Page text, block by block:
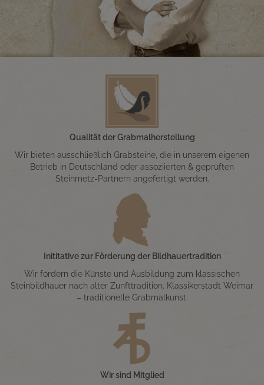
Qualität der Grabmalherstellung
Wir bieten ausschließlich Grabsteine, die in unserem eigenen
Betrieb in Deutschland oder assoziierten & geprüften
Steinmetz-Partnern angefertigt werden.
Inititative zur Förderung der Bildhauertradition
Wir fördern die Künste und Ausbildung zum klassischen
Steinbildhauer nach alter Zunfttradition. Klassikerstadt Weimar
– traditionelle Grabmalkunst.
Wir sind Mitglied